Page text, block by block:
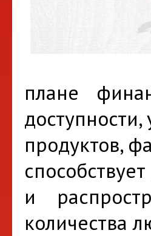
плане
продуктов,
и
количества